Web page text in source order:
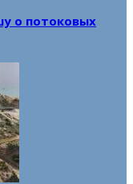
о потоковых